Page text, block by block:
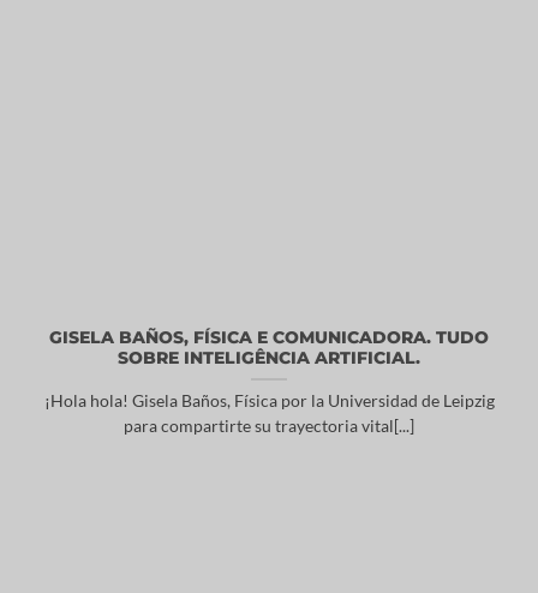
GISELA BAÑOS, FÍSICA E COMUNICADORA. TUDO
SOBRE INTELIGÊNCIA ARTIFICIAL.
¡Hola hola! Gisela Baños, Física por la Universidad de Leipzig
para compartirte su trayectoria vital[...]